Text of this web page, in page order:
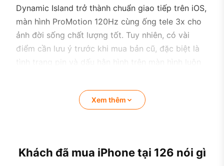
Dynamic Island trở thành chuẩn giao tiếp trên iOS,
màn hình ProMotion 120Hz cùng ống tele 3x cho
ảnh đời sống chất lượng tốt. Tuy nhiên, có vài
điểm cần lưu ý trước khi mua bản cũ, đặc biệt là
tình trạng pin và dấu hằn hình trên màn hình luôn
Xem thêm
Khách đã mua iPhone tại 126 nói gì